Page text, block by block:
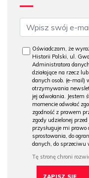
Oświadczam, że
Historii Polski, ul.
Administratora
działające na rzecz
danych osob. (e-mail)
otrzymywania
jej odwołania.
momencie odwołać
zgodność z prawem
zgody udzielonej
przysługuje mi prawo
sprostowania, do
danych, do sprzeciwu